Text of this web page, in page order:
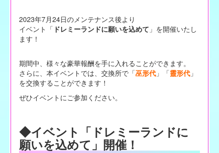
2023年7月24日のメンテナンス後より
イベント「 ドレミーランドに願いを込めて 」を開催いたし
ます！
期間中、様々な豪華報酬を手に入れることができます。
さらに、本イベントでは、交換所で「巫形代」「靈形代」
を交換することができます！
ぜひイベントにご参加ください。
◆イベント「ドレミーランドに
願いを込めて」開催！